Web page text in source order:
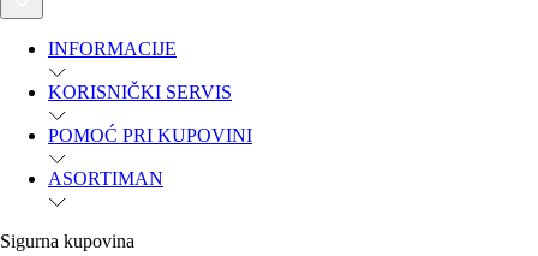
INFORMACIJE
KORISNIČKI SERVIS
POMOĆ PRI KUPOVINI
ASORTIMAN
Sigurna kupovina